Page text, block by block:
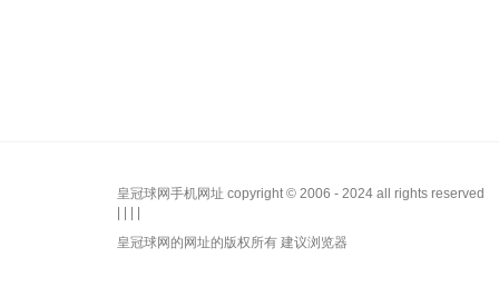
皇冠球网手机网址 copyright © 2006 - 2024 all rights reserved
皇冠球网的网址的版权所有 建议浏览器